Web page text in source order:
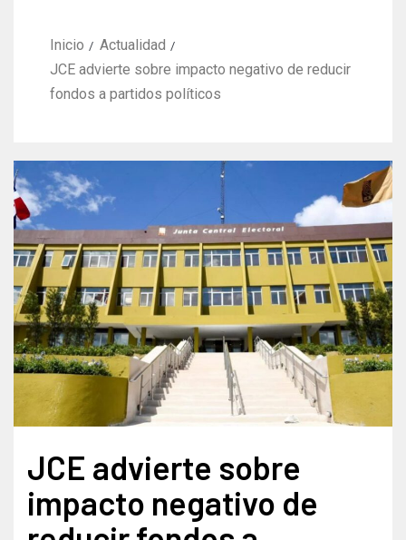
Inicio
Actualidad
JCE advierte sobre impacto negativo de reducir
fondos a partidos políticos
JCE advierte sobre
impacto negativo de